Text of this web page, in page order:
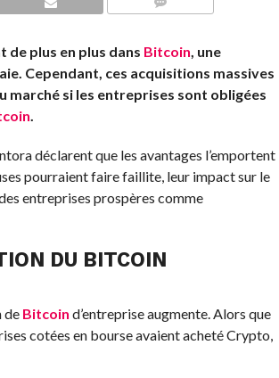
de plus en plus dans Bitcoin, une
Cependant, ces acquisitions massives
si les entreprises sont obligées
.
déclarent que les avantages l’emportent
pourraient faire faillite, leur impact sur le
entreprises prospères comme
DU BITCOIN
de Bitcoin d’entreprise augmente. Alors que
cotées en bourse avaient acheté Crypto,